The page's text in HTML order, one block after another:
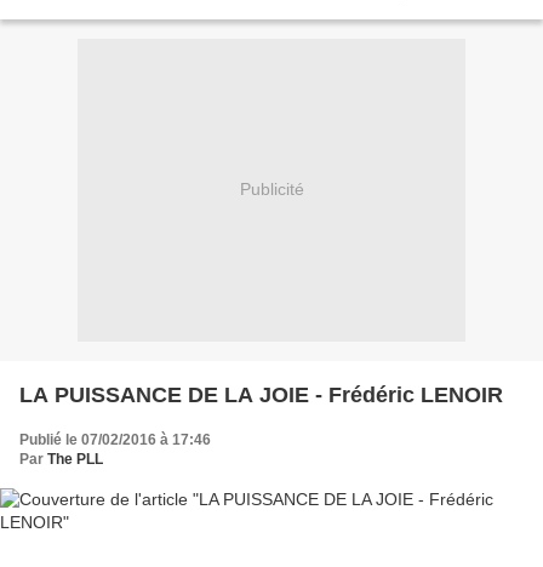
Publicité
LA PUISSANCE DE LA JOIE - Frédéric LENOIR
Publié le 07/02/2016 à 17:46
Par The PLL